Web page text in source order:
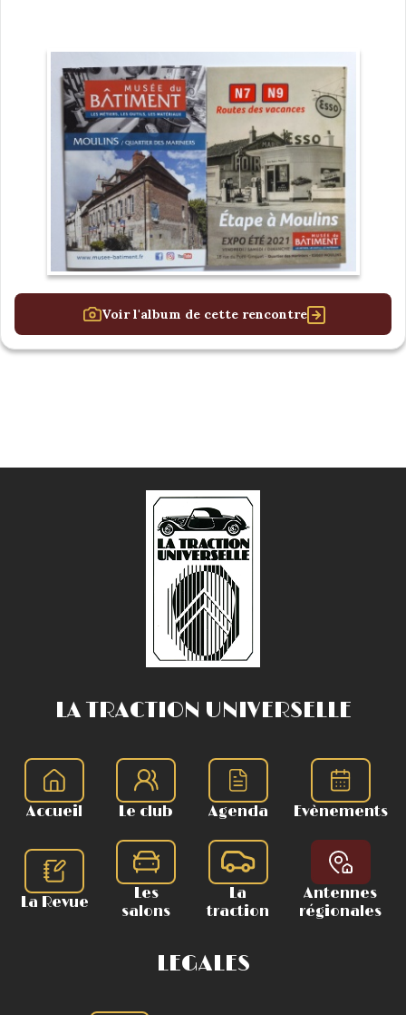
Voir l'album de cette rencontre
LA TRACTION UNIVERSELLE
Accueil Le club Agenda Evènements
La Revue
Les
salons
La
traction
Antennes
régionales
LEGALES